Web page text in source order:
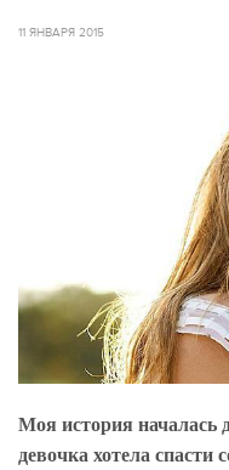
11 ЯНВАРЯ 2015
Моя история началась
девочка хотела спасти